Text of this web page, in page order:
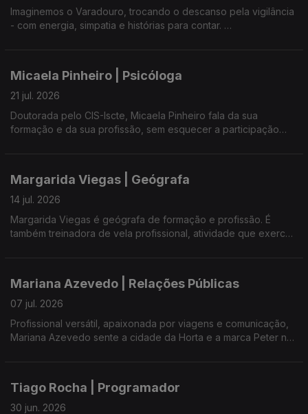
Imaginemos o Varadouro, trocando o descanso pela vigilância
- com energia, simpatia e histórias para contar.
indicações e desfrute - sem dúvida, o melhor salvamento é
aquele que não precisa de ser feito.
Micaela Pinheiro | Psicóloga
21 jul. 2026
Doutorada pelo CIS-Iscte, Micaela Pinheiro fala da sua
formação e da sua profissão, sem esquecer a participação
Entre os compromissos profissionais e familiares, gosta de
partilhar com os outros os seus dotes vocais e a sua
Margarida Viegas | Geógrafa
14 jul. 2026
Margarida Viegas é geógrafa de formação e profissão. É
também treinadora de vela profissional, atividade que exerce
assumindo o mandato de 2026-2027.
Mariana Azevedo | Relações Públicas
07 jul. 2026
Profissional versátil, apaixonada por viagens e comunicação,
Mariana Azevedo sente a cidade da Horta e a marca Peter na
Tiago Rocha | Programador
30 jun. 2026